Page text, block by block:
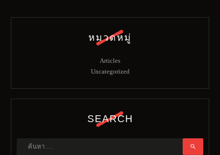
หมวดหมู่
Articles
Uncategorized
SEARCH
ค้นหา
สำหรับ: